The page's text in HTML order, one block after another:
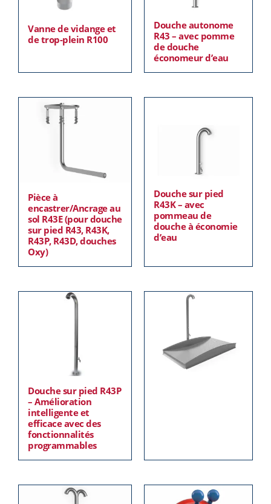
Vanne de vidange et
de trop-plein R100
Douche autonome
R43 – avec pomme
de douche
économeur d’eau
Pièce à
encastrer/Ancrage au
sol R43E (pour douche
sur pied R43, R43K,
R43P, R43D, douches
Oxy)
Douche sur pied
R43K – avec
pommeau de
douche à économie
d’eau
Douche sur pied R43P
– Amélioration
intelligente et
efficace avec des
fonctionnalités
programmables